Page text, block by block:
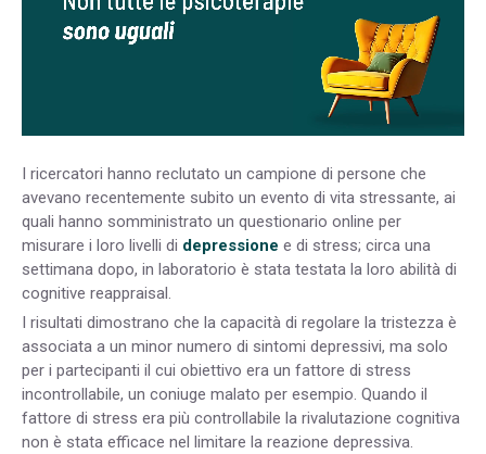
I ricercatori hanno reclutato un campione di persone che
avevano recentemente subito un evento di vita stressante, ai
quali hanno somministrato un questionario online per
misurare i loro livelli di depressione e di stress; circa una
settimana dopo, in laboratorio è stata testata la loro abilità di
cognitive reappraisal.
I risultati dimostrano che la capacità di regolare la tristezza è
associata a un minor numero di sintomi depressivi, ma solo
per i partecipanti il cui obiettivo era un fattore di stress
incontrollabile, un coniuge malato per esempio. Quando il
fattore di stress era più controllabile la rivalutazione cognitiva
non è stata efficace nel limitare la reazione depressiva.